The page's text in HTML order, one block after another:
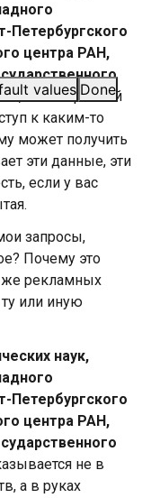
values Done
Петербургского
центра РАН,
как сторонний
к каким-то
может получить
эти данные, эти
если у вас
запросы,
Почему это
же рекламных
или иную
наук,
Петербургского
центра РАН,
не в
а в руках